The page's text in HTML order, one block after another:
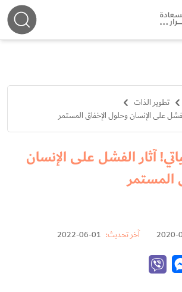
تطوير الذات
على الإنسان وحلول الإخفاق المستمر
آثار الفشل على الإنسان
المستمر
آخر تحديث: 01-06-2022